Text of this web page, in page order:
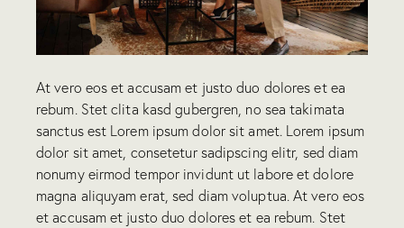
At vero eos et accusam et justo duo dolores et ea
rebum. Stet clita kasd gubergren, no sea takimata
sanctus est Lorem ipsum dolor sit amet. Lorem ipsum
dolor sit amet, consetetur sadipscing elitr, sed diam
nonumy eirmod tempor invidunt ut labore et dolore
magna aliquyam erat, sed diam voluptua. At vero eos
et accusam et justo duo dolores et ea rebum. Stet